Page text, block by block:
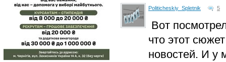
Politicheskiy_Spletnik 5
Вот
что этот
новостей. И у